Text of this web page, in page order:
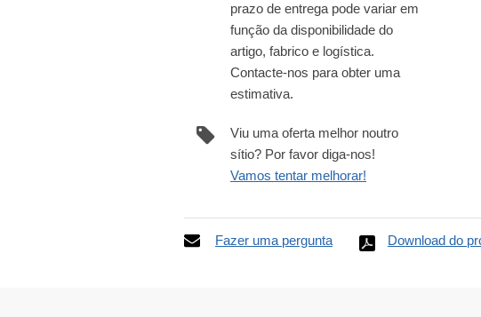
prazo de entrega pode variar em
função da disponibilidade do
artigo, fabrico e logística.
Contacte-nos para obter uma
estimativa.
Viu uma oferta melhor noutro
sítio? Por favor diga-nos!
Vamos tentar melhorar!
Fazer uma pergunta Download do